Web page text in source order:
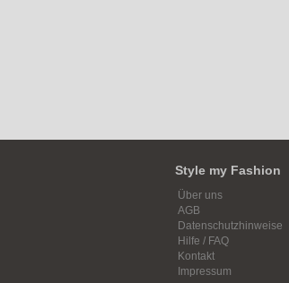
Style my Fashion
Über uns
AGB
Datenschutzhinweise
Hilfe / FAQ
Kontakt
Impressum